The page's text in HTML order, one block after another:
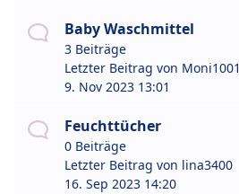
Baby Waschmittel
3 Beiträge
Letzter Beitrag von Moni1001
9. Nov 2023 13:01
Feuchttücher
0 Beiträge
Letzter Beitrag von lina3400
16. Sep 2023 14:20